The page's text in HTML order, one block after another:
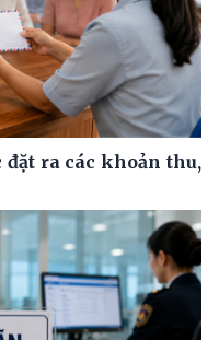
ra các khoản thu,